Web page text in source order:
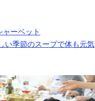
ャーベット
い季節のスープで体も元気